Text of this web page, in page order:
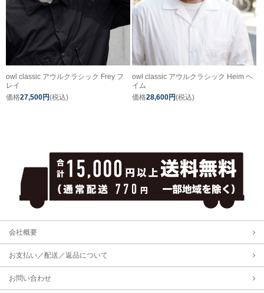
owl classic アウルクラシック Frey フ
レイ
価格27,500円(税込)
owl classic アウルクラシック Heim ヘ
イム
価格28,600円(税込)
会社概要
お支払い／配送／返品について
お問い合わせ